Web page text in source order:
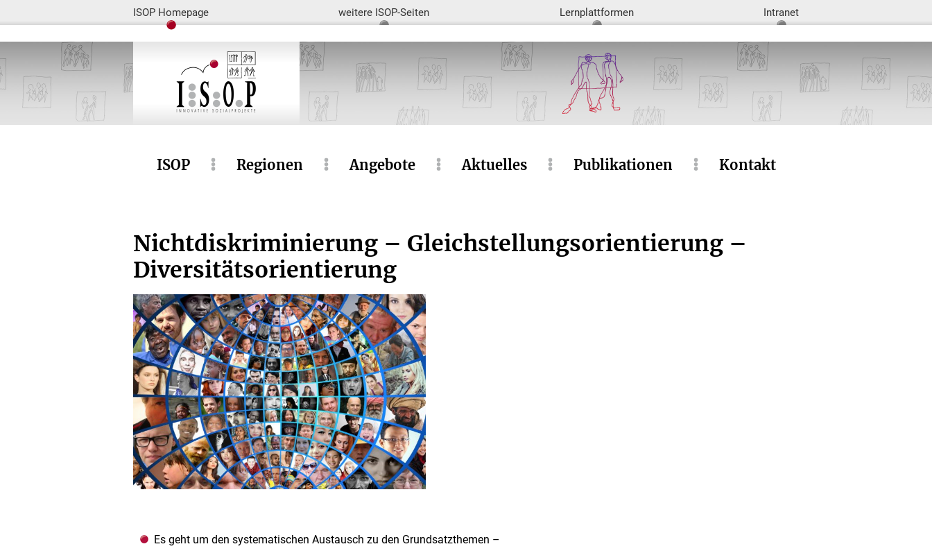
ISOP Homepage weitere ISOP-Seiten Lernplattformen Intranet
ISOP Regionen Angebote Aktuelles Publikationen Kontakt
Nichtdiskriminierung – Gleichstellungsorientierung –
Diversitätsorientierung
Es geht um den systematischen Austausch zu den Grundsatzthemen –